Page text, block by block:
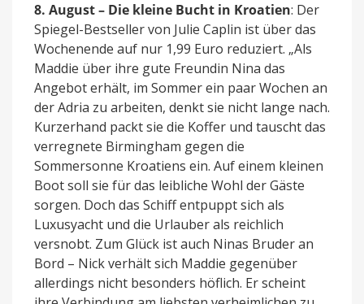
8. August – Die kleine Bucht in Kroatien: Der
Spiegel-Bestseller von Julie Caplin ist über das
Wochenende auf nur 1,99 Euro reduziert. „Als
Maddie über ihre gute Freundin Nina das
Angebot erhält, im Sommer ein paar Wochen an
der Adria zu arbeiten, denkt sie nicht lange nach.
Kurzerhand packt sie die Koffer und tauscht das
verregnete Birmingham gegen die
Sommersonne Kroatiens ein. Auf einem kleinen
Boot soll sie für das leibliche Wohl der Gäste
sorgen. Doch das Schiff entpuppt sich als
Luxusyacht und die Urlauber als reichlich
versnobt. Zum Glück ist auch Ninas Bruder an
Bord – Nick verhält sich Maddie gegenüber
allerdings nicht besonders höflich. Er scheint